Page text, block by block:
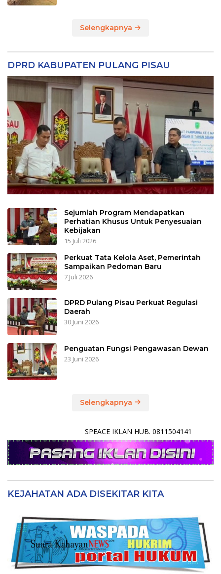
Selengkapnya
DPRD KABUPATEN PULANG PISAU
Sejumlah Program Mendapatkan
Perhatian Khusus Untuk Penyesuaian
Kebijakan
15 Juli 2026
Perkuat Tata Kelola Aset, Pemerintah
Sampaikan Pedoman Baru
7 Juli 2026
DPRD Pulang Pisau Perkuat Regulasi
Daerah
30 Juni 2026
Penguatan Fungsi Pengawasan Dewan
23 Juni 2026
Selengkapnya
SPEACE IKLAN HUB. 0811504141
KEJAHATAN ADA DISEKITAR KITA